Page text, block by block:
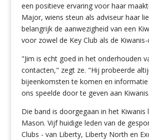
een positieve ervaring voor haar
Major, wiens steun als adviseur haar
belangrijk de aanwezigheid van een
voor zowel de Key Club als de Kiwanis-
"Jim is echt goed in het onderhouden
contacten," zegt ze. "Hij probeerde
bijeenkomsten te komen en
ons speelde door te geven aan
Die band is doorgegaan in het Kiwanis
Mason. Vijf huidige leden van de
Clubs - van Liberty, Liberty North en